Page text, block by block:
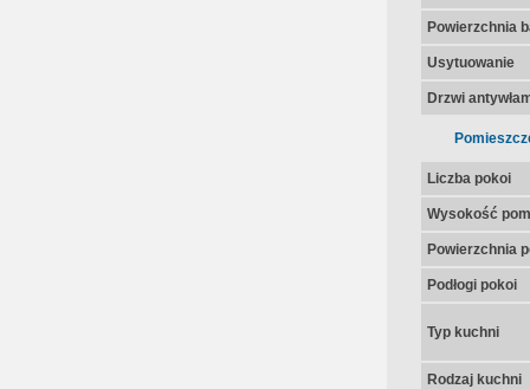
Powierzchnia
Usytuowanie
Drzwi
Liczba pokoi
Wysokość
Powierzchnia
Podłogi pokoi
Typ kuchni
Rodzaj kuchni